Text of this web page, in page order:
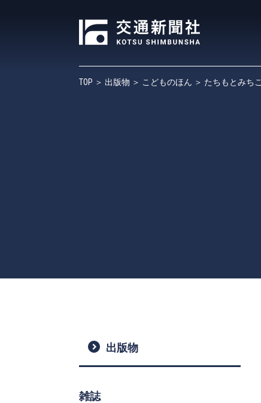
TOP ＞ 出版物 ＞ こどものほん ＞ たちもとみちこ
出版物
雑誌